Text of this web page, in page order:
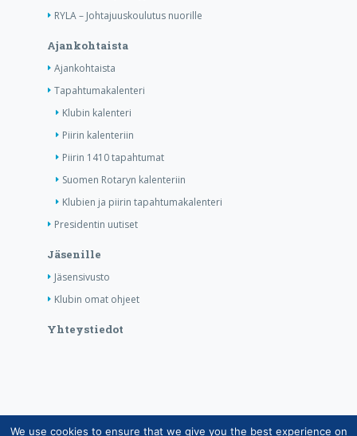
RYLA – Johtajuuskoulutus nuorille
Ajankohtaista
Ajankohtaista
Tapahtumakalenteri
Klubin kalenteri
Piirin kalenteriin
Piirin 1410 tapahtumat
Suomen Rotaryn kalenteriin
Klubien ja piirin tapahtumakalenteri
Presidentin uutiset
Jäsenille
Jäsensivusto
Klubin omat ohjeet
Yhteystiedot
Copyright © Suomen Rotarypalvelu ry 2026 |
We use cookies to ensure that we give you the best experience on